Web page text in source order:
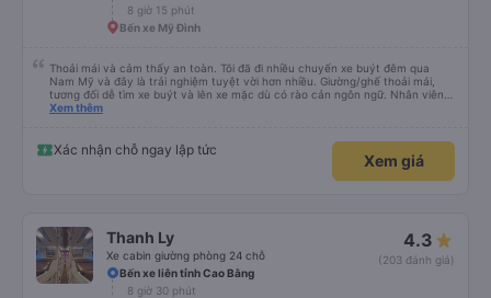
8 giờ 15 phút
Bến xe Mỹ Đình
Thoải mái và cảm thấy an toàn. Tôi đã đi nhiều chuyến xe buýt đêm qua
Nam Mỹ và đây là trải nghiệm tuyệt vời hơn nhiều. Giường/ghế thoải mái,
tương đối dễ tìm xe buýt và lên xe mặc dù có rào cản ngôn ngữ. Nhân viên
xe buýt thân thiện và rất hữu ích. Họ thậm chí còn thả tôi xuống gần nhất có
Xem thêm
Xác nhận chỗ ngay lập tức
Xem giá
Thanh Ly
Xe cabin giường phòng 24 chỗ
4.3
(203 đánh giá)
Bến xe liên tỉnh Cao Bằng
8 giờ 30 phút